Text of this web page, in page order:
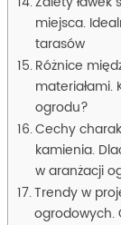
miejsca.
tarasów
Różnice
materiałami.
ogrodu?
Cechy
kamienia.
w aranżacji
Trendy w
ogrodowych.